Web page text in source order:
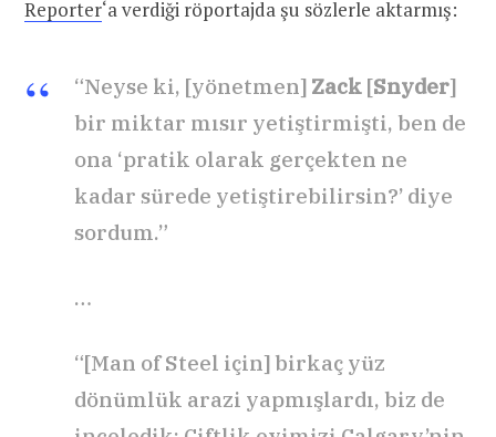
Reporter‘a verdiği röportajda şu sözlerle aktarmış:
“Neyse ki, [yönetmen] Zack [Snyder]
bir miktar mısır yetiştirmişti, ben de
ona ‘pratik olarak gerçekten ne
kadar sürede yetiştirebilirsin?’ diye
sordum.”
…
“[Man of Steel için] birkaç yüz
dönümlük arazi yapmışlardı, biz de